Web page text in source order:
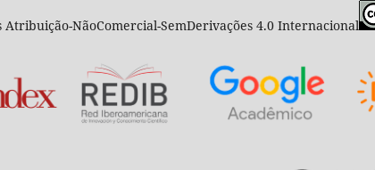
NãoComercial-SemDerivações 4.0 Internacional